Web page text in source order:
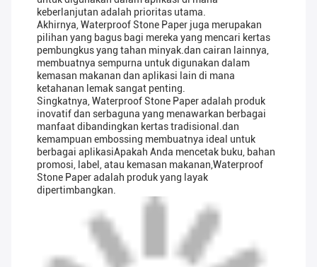
keberlanjutan adalah prioritas utama.
Akhirnya, Waterproof Stone Paper juga merupakan
pilihan yang bagus bagi mereka yang mencari kertas
pembungkus yang tahan minyak.dan cairan lainnya,
membuatnya sempurna untuk digunakan dalam
kemasan makanan dan aplikasi lain di mana
ketahanan lemak sangat penting.
Singkatnya, Waterproof Stone Paper adalah produk
inovatif dan serbaguna yang menawarkan berbagai
manfaat dibandingkan kertas tradisional.dan
kemampuan embossing membuatnya ideal untuk
berbagai aplikasiApakah Anda mencetak buku, bahan
promosi, label, atau kemasan makanan,Waterproof
Stone Paper adalah produk yang layak
dipertimbangkan.